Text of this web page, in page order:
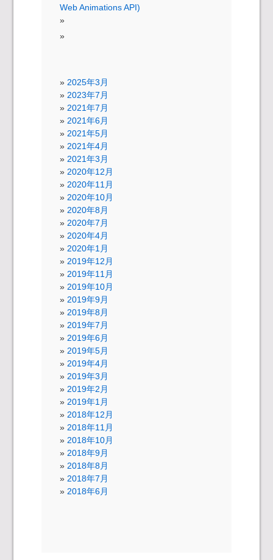
Web Animations API)
2025年3月
2023年7月
2021年7月
2021年6月
2021年5月
2021年4月
2021年3月
2020年12月
2020年11月
2020年10月
2020年8月
2020年7月
2020年4月
2020年1月
2019年12月
2019年11月
2019年10月
2019年9月
2019年8月
2019年7月
2019年6月
2019年5月
2019年4月
2019年3月
2019年2月
2019年1月
2018年12月
2018年11月
2018年10月
2018年9月
2018年8月
2018年7月
2018年6月